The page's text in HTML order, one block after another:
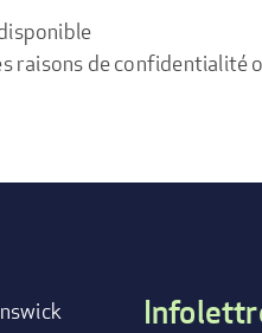
raisons de confidentialité